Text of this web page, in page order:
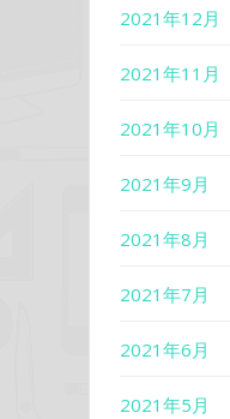
2021年12月
2021年11月
2021年10月
2021年9月
2021年8月
2021年7月
2021年6月
2021年5月